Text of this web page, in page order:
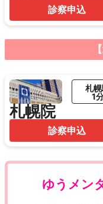
診察申込
札幌院
札
1
診察申込
ゆうメン